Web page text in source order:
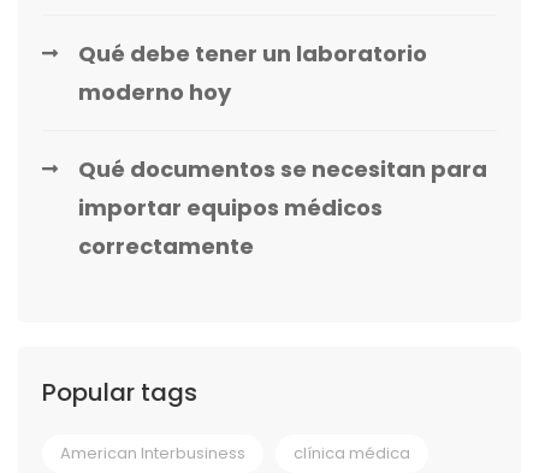
Qué debe tener un laboratorio
moderno hoy
Qué documentos se necesitan para
importar equipos médicos
correctamente
Popular tags
American Interbusiness clínica médica